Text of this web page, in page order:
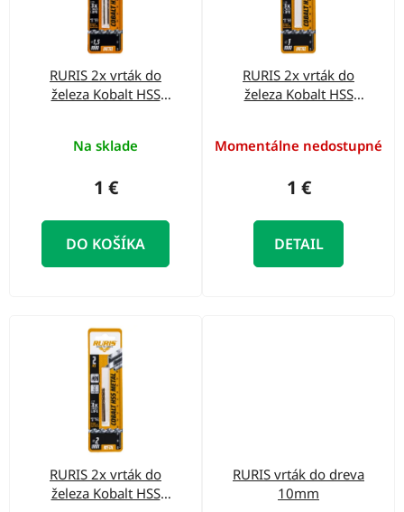
RURIS 2x vrták do
železa Kobalt HSS
Na sklade
1 €
DO KOŠÍKA
RURIS 2x vrták do
železa Kobalt HSS
Momentálne nedostupné
1 €
DETAIL
RURIS 2x vrták do
železa Kobalt HSS
RURIS vrták do dreva
10mm